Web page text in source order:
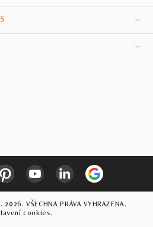
VŠECHNA PRÁVA VYHRAZENA.
cookies.